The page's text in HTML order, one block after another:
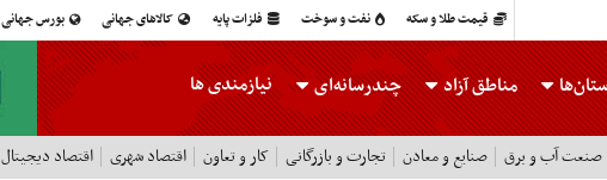
قیمت طلا و سکه نفت و سوخت فلزات پایه کالاهای جهانی بورس جهانی
مناطق آزاد چندرسانه‌ای نیازمندی ها
صنعت آب و برق صنایع و معادن تجارت و بازرگانی کار و تعاون اقتصاد شهری اقتصاد دیجیتال